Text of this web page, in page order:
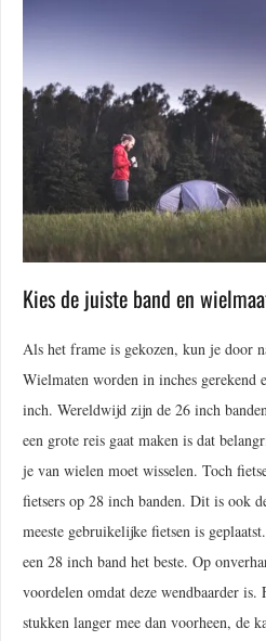
Kies de juiste band en
Als het frame is gekozen, kun je door
Wielmaten worden in inches gerekend
inch. Wereldwijd zijn de 26 inch
een grote reis gaat maken is dat
je van wielen moet wisselen. Toch
fietsers op 28 inch banden. Dit is ook
meeste gebruikelijke fietsen is
een 28 inch band het beste. Op
voordelen omdat deze wendbaarder
stukken langer mee dan voorheen, de